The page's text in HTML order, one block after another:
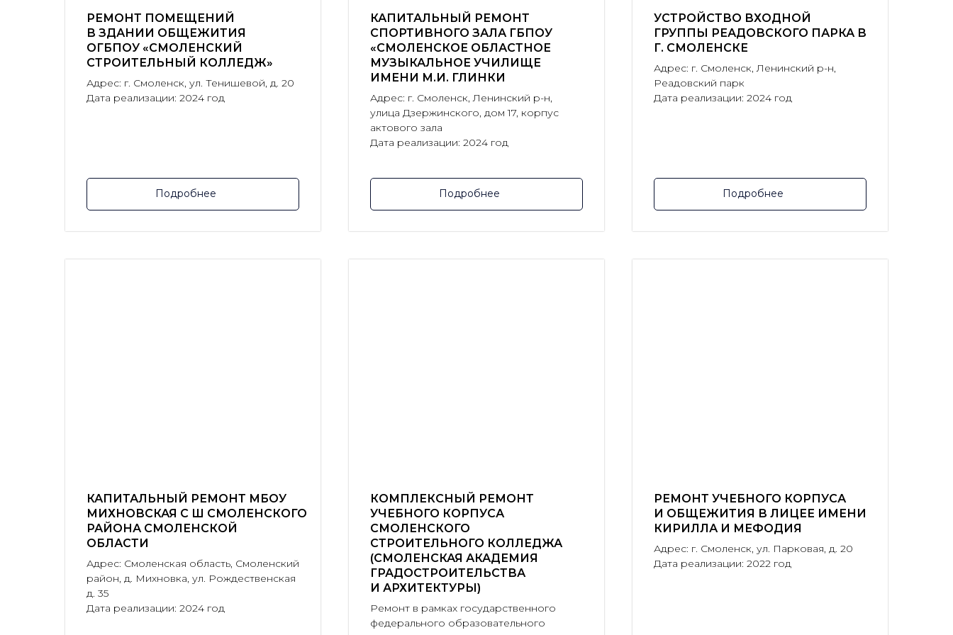
РЕМОНТ ПОМЕЩЕНИЙ
В ЗДАНИИ ОБЩЕЖИТИЯ
ОГБПОУ «СМОЛЕНСКИЙ
СТРОИТЕЛЬНЫЙ КОЛЛЕДЖ»
Адрес: г. Смоленск, ул. Тенишевой, д. 20
Дата реализации: 2024 год
Подробнее
КАПИТАЛЬНЫЙ РЕМОНТ
СПОРТИВНОГО ЗАЛА ГБПОУ
«СМОЛЕНСКОЕ ОБЛАСТНОЕ
МУЗЫКАЛЬНОЕ УЧИЛИЩЕ
ИМЕНИ М.И. ГЛИНКИ
Адрес: г. Смоленск, Ленинский р-н,
улица Дзержинского, дом 17, корпус
актового зала
Дата реализации: 2024 год
Подробнее
УСТРОЙСТВО ВХОДНОЙ
ГРУППЫ РЕАДОВСКОГО ПАРКА В
Г. СМОЛЕНСКЕ
Адрес: г. Смоленск, Ленинский р-н,
Реадовский парк
Дата реализации: 2024 год
Подробнее
КАПИТАЛЬНЫЙ РЕМОНТ МБОУ
МИХНОВСКАЯ С Ш СМОЛЕНСКОГО
РАЙОНА СМОЛЕНСКОЙ
ОБЛАСТИ
Адрес: Смоленская область, Смоленский
район, д. Михновка, ул. Рождественская
д. 35
Дата реализации: 2024 год
КОМПЛЕКСНЫЙ РЕМОНТ
УЧЕБНОГО КОРПУСА
СМОЛЕНСКОГО
СТРОИТЕЛЬНОГО КОЛЛЕДЖА
(СМОЛЕНСКАЯ АКАДЕМИЯ
ГРАДОСТРОИТЕЛЬСТВА
И АРХИТЕКТУРЫ)
Ремонт в рамках государственного
федерального образовательного
РЕМОНТ УЧЕБНОГО КОРПУСА
И ОБЩЕЖИТИЯ В ЛИЦЕЕ ИМЕНИ
КИРИЛЛА И МЕФОДИЯ
Адрес: г. Смоленск, ул. Парковая, д. 20
Дата реализации: 2022 год
КОНТАКТЫ